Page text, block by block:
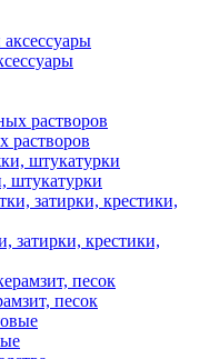
растворов
штукатурки
затирки, крестики,
песок